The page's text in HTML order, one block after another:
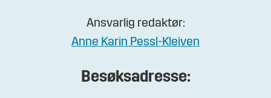
Ansvarlig redaktør:
Anne Karin Pessl-Kleiven
Besøksadresse: